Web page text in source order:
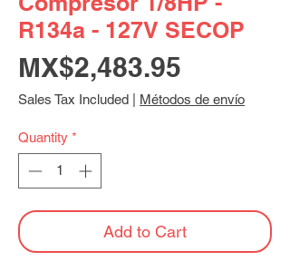
R134a - 127V SECOP
MX$2,483.95
Sales Tax Included Métodos de envío
Quantity *
Add to Cart